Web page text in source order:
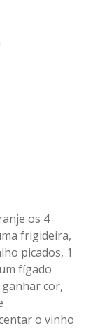
os 4
frigideira,
picados, 1
fígado
cor,
o vinho